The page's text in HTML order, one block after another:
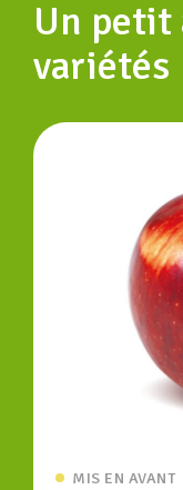
Un petit
variétés
MIS EN AVANT